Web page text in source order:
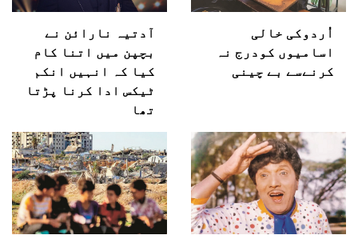
اُردوکی خالی
اسامیوں کودرج نہ
کرنےسے بے چینی
آدتیہ نارائن نے
بچپن میں اتنا کام
کیا کہ انہیں انکم
ٹیکس ادا کرنا پڑتا
تھا